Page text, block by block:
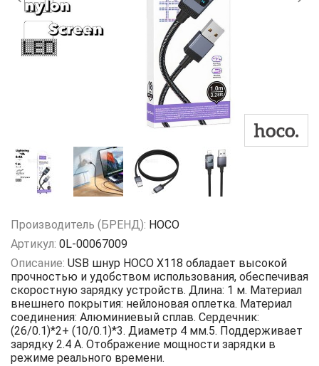
Производитель (БРЕНД): HOCO
Артикул: 0L-00067009
Описание: USB шнур HOCO X118 обладает высокой
прочностью и удобством использования, обеспечивая
скоростную зарядку устройств. Длина: 1 м. Материал
внешнего покрытия: нейлоновая оплетка. Материал
соединения: Алюминиевый сплав. Сердечник:
(26/0.1)*2+ (10/0.1)*3. Диаметр 4 мм.5. Поддерживает
зарядку 2.4 А. Отображение мощности зарядки в
режиме реального времени.